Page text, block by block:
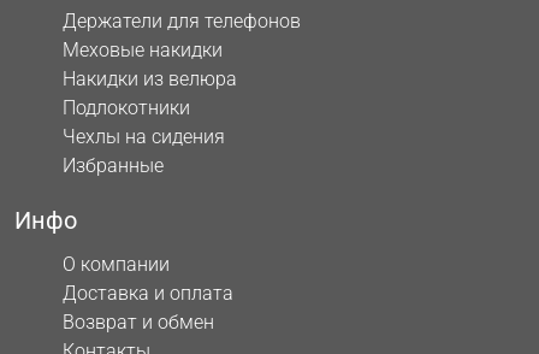
Держатели для телефонов
Меховые накидки
Накидки из велюра
Подлокотники
Чехлы на сидения
Избранные
Инфо
О компании
Доставка и оплата
Возврат и обмен